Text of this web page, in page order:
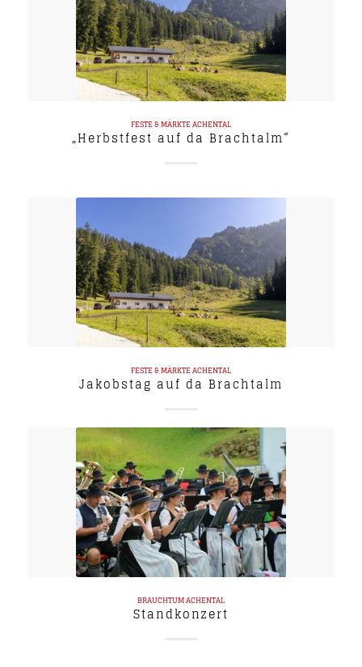
FESTE & MÄRKTEACHENTAL
„Herbstfest auf da Brachtalm“
FESTE & MÄRKTEACHENTAL
Jakobstag auf da Brachtalm
BRAUCHTUMACHENTAL
Standkonzert